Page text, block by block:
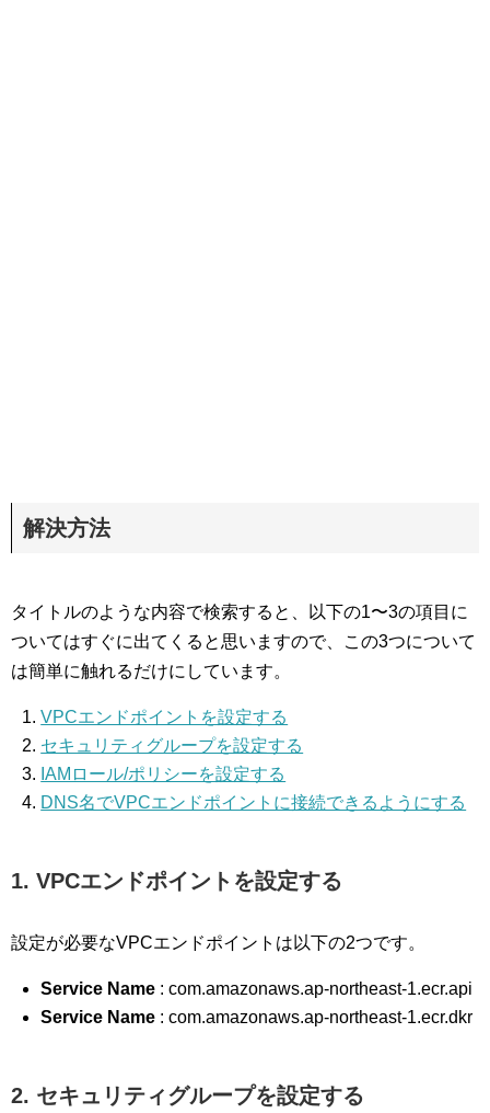
解決方法
タイトルのような内容で検索すると、以下の1〜3の項目に
ついてはすぐに出てくると思いますので、この3つについて
は簡単に触れるだけにしています。
VPCエンドポイントを設定する
セキュリティグループを設定する
IAMロール/ポリシーを設定する
DNS名でVPCエンドポイントに接続できるようにする
1. VPCエンドポイントを設定する
設定が必要なVPCエンドポイントは以下の2つです。
Service Name : com.amazonaws.ap-northeast-1.ecr.api
Service Name : com.amazonaws.ap-northeast-1.ecr.dkr
2. セキュリティグループを設定する